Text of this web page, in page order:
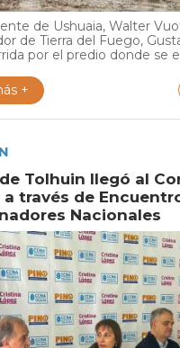
de Ushuaia, Walter
de Tierra del Fuego,
por el predio donde se
+
Tolhuin llegó al
a través de
Nacionales